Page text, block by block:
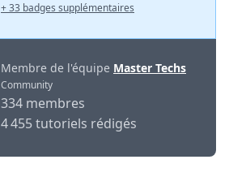
+ 33 badges supplémentaires
Membre de l'équipe Master Techs
Community
334 membres
4 455 tutoriels rédigés